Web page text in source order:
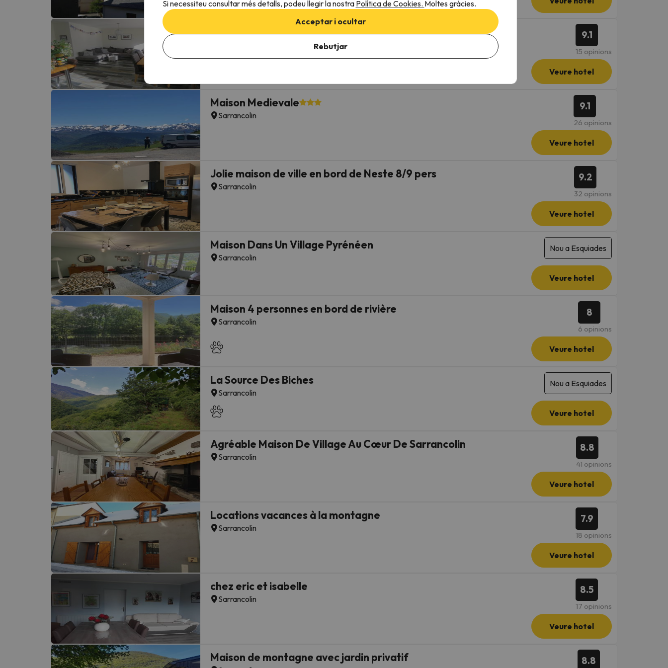
MSK65 Pyrenees Accommodation Sarrancolin 9.1
15 opinions
Veure hotel
Maison Medievale
Sarrancolin
9.1
26 opinions
Veure hotel
Jolie maison de ville en bord de Neste 8/9 pers
Sarrancolin
9.2
32 opinions
Veure hotel
Maison Dans Un Village Pyrénéen
Sarrancolin
Nou a Esquiades
Veure hotel
Maison 4 personnes en bord de rivière
Sarrancolin
8
6 opinions
Veure hotel
La Source Des Biches
Sarrancolin
Nou a Esquiades
Veure hotel
Agréable Maison De Village Au Cœur De Sarrancolin
Sarrancolin
8.8
41 opinions
Veure hotel
Locations vacances à la montagne
Sarrancolin
7.9
18 opinions
Veure hotel
chez eric et isabelle
Sarrancolin
8.5
17 opinions
Veure hotel
Maison de montagne avec jardin privatif 8.8
Si necessiteu consultar més detalls, podeu llegir la nostra Política de Cookies. Moltes gràcies.
Acceptar i ocultar
Rebutjar